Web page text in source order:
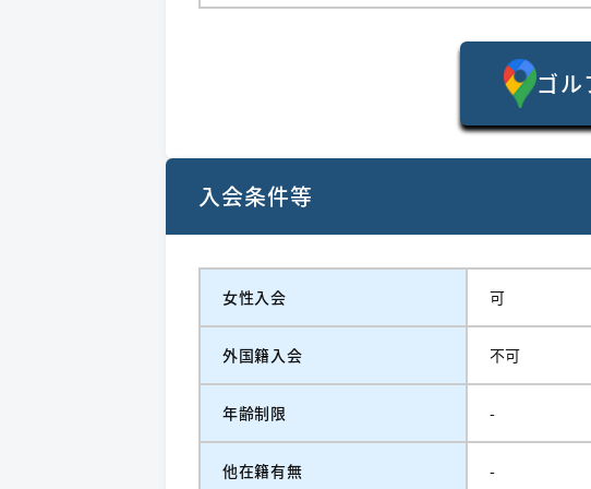
ゴ
入会条件等
女性入会 可
外国籍入会 不可
年齢制限 -
他在籍有無 -